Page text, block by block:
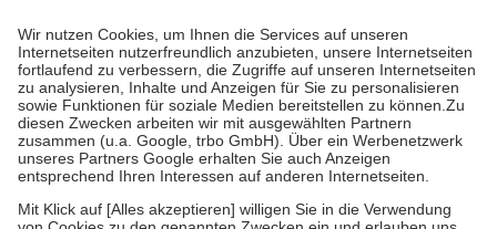
höchstens zehn Euro.
Es sind jedoch nie mehr als die tatsächlichen
Kosten der Leistung zu entrichten.
Diese Regeln gelten grundsätzlich auch für Online-Apotheken.
Bei Heilmitteln und häuslicher Krankenpflege beträgt die
Zuzahlung zehn Prozent der Kosten sowie zehn Euro je
Verordnung.
Um das Engagement der Versicherten für ihre eigene Gesundheit zu
stärken und die besondere Stellung der Familie zu unterstützen,
fallenkeine Zuzahlungenan bei: